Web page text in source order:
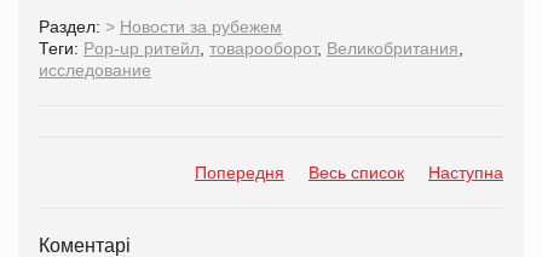
Раздел: > Новости за рубежем
Теги: Pop-up ритейл товарооборот, Великобритания
исследование
Попередня Весь список Наступна
Коментарі